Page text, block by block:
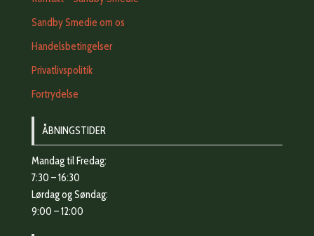
Sandby Smedie om os
Handelsbetingelser
Privatlivspolitik
Fortrydelse
ÅBNINGSTIDER
Mandag til Fredag:
7:30 – 16:30
Lørdag og Søndag:
9:00 – 12:00